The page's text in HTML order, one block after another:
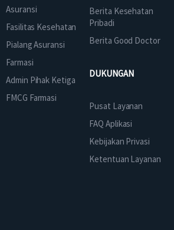
Asuransi
Fasilitas Kesehatan
Pialang Asuransi
Farmasi
Admin Pihak Ketiga
FMCG Farmasi
Berita Kesehatan
Pribadi
Berita Good Doctor
DUKUNGAN
Pusat Layanan
FAQ Aplikasi
Kebijakan Privasi
Ketentuan Layanan